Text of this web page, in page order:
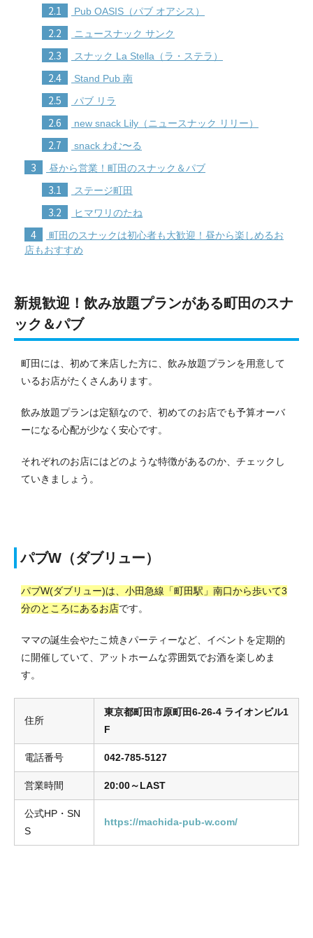
2.1 Pub OASIS（パブ オアシス）
2.2 ニュースナック サンク
2.3 スナック La Stella（ラ・ステラ）
2.4 Stand Pub 南
2.5 パブ リラ
2.6 new snack Lily（ニュースナック リリー）
2.7 snack わむ〜る
3 昼から営業！町田のスナック＆パブ
3.1 ステージ町田
3.2 ヒマワリのたね
4
町田のスナックは初心者も大歓迎！昼から楽しめるお
店もおすすめ
新規歓迎！飲み放題プランがある町田のスナ
ック＆パブ
町田には、初めて来店した方に、飲み放題プランを用意して
いるお店がたくさんあります。
飲み放題プランは定額なので、初めてのお店でも予算オーバ
ーになる心配が少なく安心です。
それぞれのお店にはどのような特徴があるのか、チェックし
ていきましょう。
パブW（ダブリュー）
パブW(ダブリュー)は、小田急線「町田駅」南口から歩いて3
分のところにあるお店です。
ママの誕生会やたこ焼きパーティーなど、イベントを定期的
に開催していて、アットホームな雰囲気でお酒を楽しめま
す。
住所
東京都町田市原町田6-26-4 ライオンビル1
F
電話番号 042-785-5127
営業時間 20:00～LAST
公式HP・SN
S
https://machida-pub-w.com/